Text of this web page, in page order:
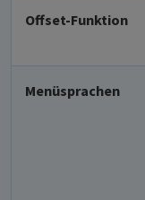
Offset-Funktion
Menüsprachen